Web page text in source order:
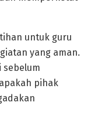
untuk guru
yang aman.
sebelum
pihak